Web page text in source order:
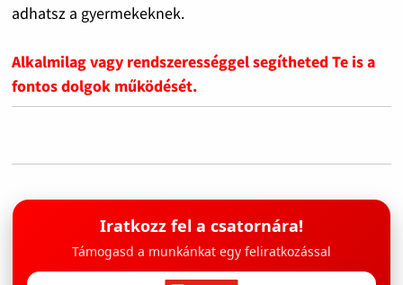
adhatsz a gyermekeknek.
Alkalmilag vagy rendszerességgel segítheted Te is a
fontos dolgok működését.
Iratkozz fel a csatornára!
Támogasd a munkánkat egy feliratkozással